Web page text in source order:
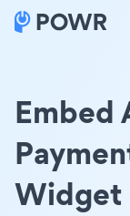
Embed
Widget